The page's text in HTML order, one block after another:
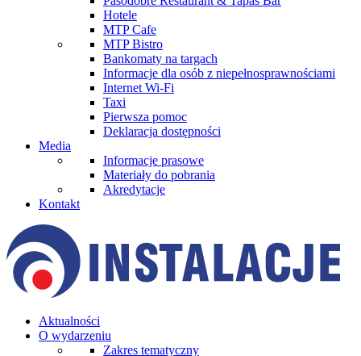
Hotele
MTP Cafe
MTP Bistro
Bankomaty na targach
Informacje dla osób z niepełnosprawnościami
Internet Wi-Fi
Taxi
Pierwsza pomoc
Deklaracja dostępności
Media
Informacje prasowe
Materiały do pobrania
Akredytacje
Kontakt
Aktualności
O wydarzeniu
Zakres tematyczny